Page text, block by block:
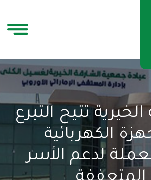
تتيح التبرع
الكهربائية
لدعم الأسر